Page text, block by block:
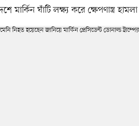
মার্কিন ঘাঁটি লক্ষ্য করে ক্ষেপণাস্ত্র